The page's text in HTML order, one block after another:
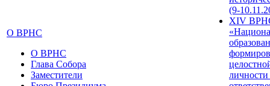
О ВРНС
О ВРНС
Глава Собора
Заместители
(9-
XIV